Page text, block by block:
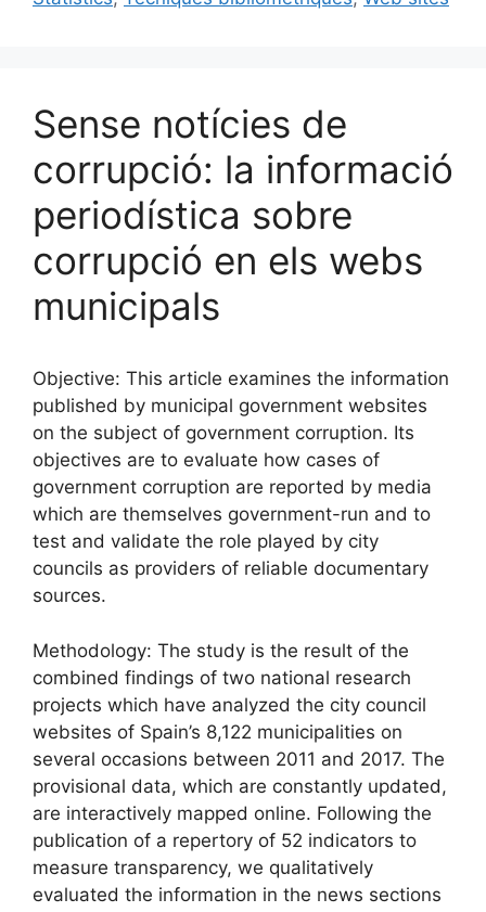
Sense notícies de
corrupció: la informació
periodística sobre
corrupció en els webs
municipals
Objective: This article examines the information
published by municipal government websites
on the subject of government corruption. Its
objectives are to evaluate how cases of
government corruption are reported by media
which are themselves government-run and to
test and validate the role played by city
councils as providers of reliable documentary
sources.
Methodology: The study is the result of the
combined findings of two national research
projects which have analyzed the city council
websites of Spain’s 8,122 municipalities on
several occasions between 2011 and 2017. The
provisional data, which are constantly updated,
are interactively mapped online. Following the
publication of a repertory of 52 indicators to
measure transparency, we qualitatively
evaluated the information in the news sections